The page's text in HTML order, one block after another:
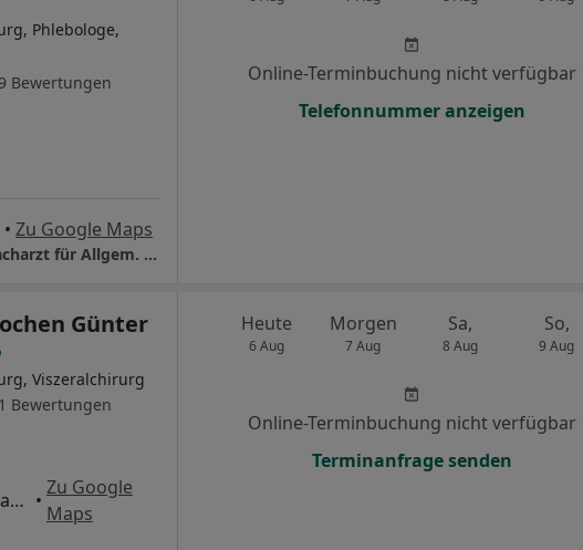
Phlebologe,
Bewertungen
• Zu Google Maps
Praxis Dr.med. Friedrich Hauß Facharzt für Allgem. Chirurgie
Online-Terminbuchung nicht verfügbar
Telefonnummer anzeigen
Günter
Viszeralchirurg
Bewertungen
Winghoferstr. 42, Rottenburg am Neckar •
Zu Google
Maps
Heute
6 Aug
Morgen
7 Aug
Sa,
8 Aug
So,
9 Aug
Online-Terminbuchung nicht verfügbar
Terminanfrage senden